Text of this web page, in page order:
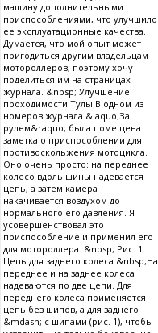
машину дополнительными
приспособлениями, что улучшило
ее эксплуатационные качества.
Думается, что мой опыт может
пригодиться другим владельцам
мотороллеров, поэтому хочу
поделиться им на страницах
журнала. &nbsp; Улучшение
проходимости Тулы В одном из
номеров журнала &laquo;За
рулем&raquo; была помещена
заметка о приспособлении для
противоскольжения мотоцикла.
Оно очень просто: на переднее
колесо вдоль шины надевается
цепь, а затем камера
накачивается воздухом до
нормального его давления. Я
усовершенствовал это
приспособление и применил его
для мотороллера. &nbsp; Рис. 1.
Цепь для заднего колеса &nbsp;На
переднее и на заднее колеса
надеваются по две цепи. Для
переднего колеса применяется
цепь без шипов, а для заднего
&mdash; с шипами (рис. 1), чтобы